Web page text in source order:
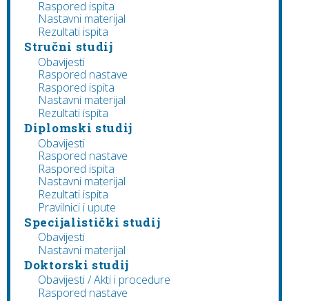
Raspored ispita
Nastavni materijal
Rezultati ispita
Stručni studij
Obavijesti
Raspored nastave
Raspored ispita
Nastavni materijal
Rezultati ispita
Diplomski studij
Obavijesti
Raspored nastave
Raspored ispita
Nastavni materijal
Rezultati ispita
Pravilnici i upute
Specijalistički studij
Obavijesti
Nastavni materijal
Doktorski studij
Obavijesti / Akti i procedure
Raspored nastave